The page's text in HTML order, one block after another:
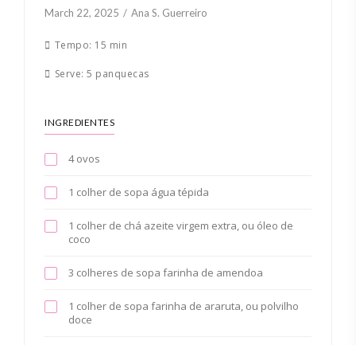
March 22, 2025 Ana S. Guerreiro
Tempo: 15 min
Serve: 5 panquecas
INGREDIENTES
4 ovos
1 colher de sopa água tépida
1 colher de chá azeite virgem extra, ou óleo de
coco
3 colheres de sopa farinha de amendoa
1 colher de sopa farinha de araruta, ou polvilho
doce